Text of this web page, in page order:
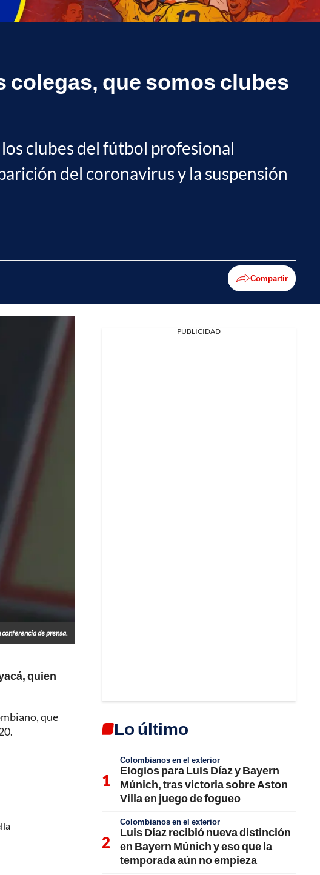
colegas, que somos clubes
clubes del fútbol profesional
del coronavirus y la suspensión
Compartir
de prensa.
quien
que
PUBLICIDAD
Lo último
Colombianos en el exterior
Elogios para Luis Díaz y Bayern
Múnich, tras victoria sobre Aston
Villa en juego de fogueo
Colombianos en el exterior
Luis Díaz recibió nueva distinción
en Bayern Múnich y eso que la
temporada aún no empieza